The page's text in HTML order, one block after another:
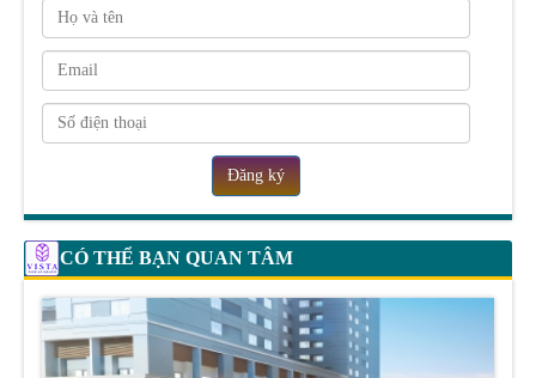
Đăng ký
CÓ THỂ BẠN QUAN TÂM